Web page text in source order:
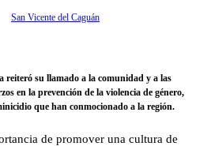
San Vicente del Caguán
reiteró su llamado a la comunidad y a las
en la prevención de la violencia de género,
que han conmocionado a la región.
de promover una cultura de